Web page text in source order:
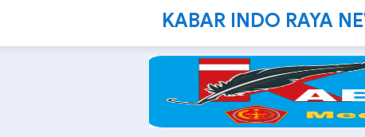
KABAR INDO RAYA